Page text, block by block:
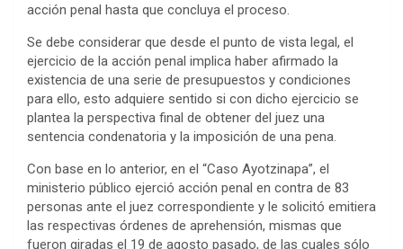
acción penal hasta que concluya el proceso.
Se debe considerar que desde el punto de vista legal, el
ejercicio de la acción penal implica haber afirmado la
existencia de una serie de presupuestos y condiciones
para ello, esto adquiere sentido si con dicho ejercicio se
plantea la perspectiva final de obtener del juez una
sentencia condenatoria y la imposición de una pena.
Con base en lo anterior, en el “Caso Ayotzinapa”, el
ministerio público ejerció acción penal en contra de 83
personas ante el juez correspondiente y le solicitó emitiera
las respectivas órdenes de aprehensión, mismas que
fueron giradas el 19 de agosto pasado, de las cuales sólo